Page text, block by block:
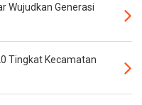
Wujudkan Generasi
Tingkat Kecamatan